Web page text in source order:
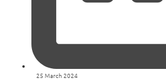
25 March 2024